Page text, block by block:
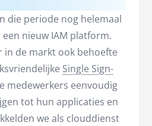
die periode nog helemaal
nieuw IAM platform.
in de markt ook behoefte
Single Sign-
medewerkers eenvoudig
tot hun applicaties en
we als clouddienst